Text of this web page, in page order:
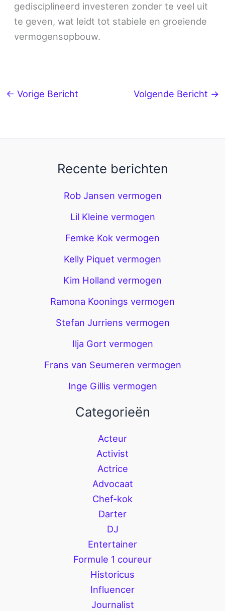
gedisciplineerd investeren zonder te veel uit
te geven, wat leidt tot stabiele en groeiende
vermogensopbouw.
← Vorige Bericht Volgende Bericht →
Recente berichten
Rob Jansen vermogen
Lil Kleine vermogen
Femke Kok vermogen
Kelly Piquet vermogen
Kim Holland vermogen
Ramona Koonings vermogen
Stefan Jurriens vermogen
Ilja Gort vermogen
Frans van Seumeren vermogen
Inge Gillis vermogen
Categorieën
Acteur
Activist
Actrice
Advocaat
Chef-kok
Darter
DJ
Entertainer
Formule 1 coureur
Historicus
Influencer
Journalist